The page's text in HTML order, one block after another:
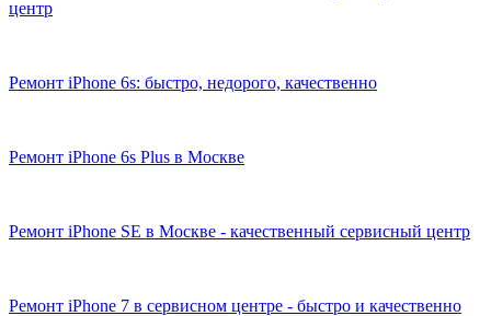
центр
Ремонт iPhone 6s: быстро, недорого, качественно
Ремонт iPhone 6s Plus в Москве
Ремонт iPhone SE в Москве - качественный сервисный центр
Ремонт iPhone 7 в сервисном центре - быстро и качественно